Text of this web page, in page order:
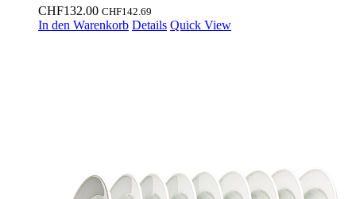
CHF132.00 CHF142.69
In den Warenkorb Details Quick View